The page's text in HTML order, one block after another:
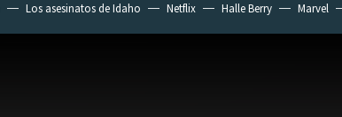
Los asesinatos de Idaho Netflix Halle Berry Marvel